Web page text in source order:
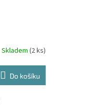
Skladem (2 ks)
Do košíku